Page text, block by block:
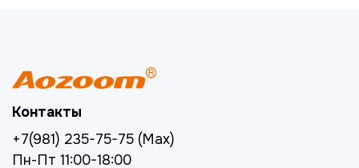
Контакты
+7(981) 235-75-75 (Max)
Пн-Пт 11:00-18:00